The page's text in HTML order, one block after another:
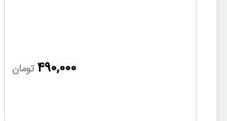
490,000 تومان